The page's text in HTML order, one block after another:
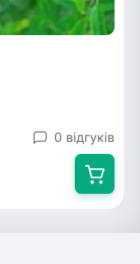
0 відгуків